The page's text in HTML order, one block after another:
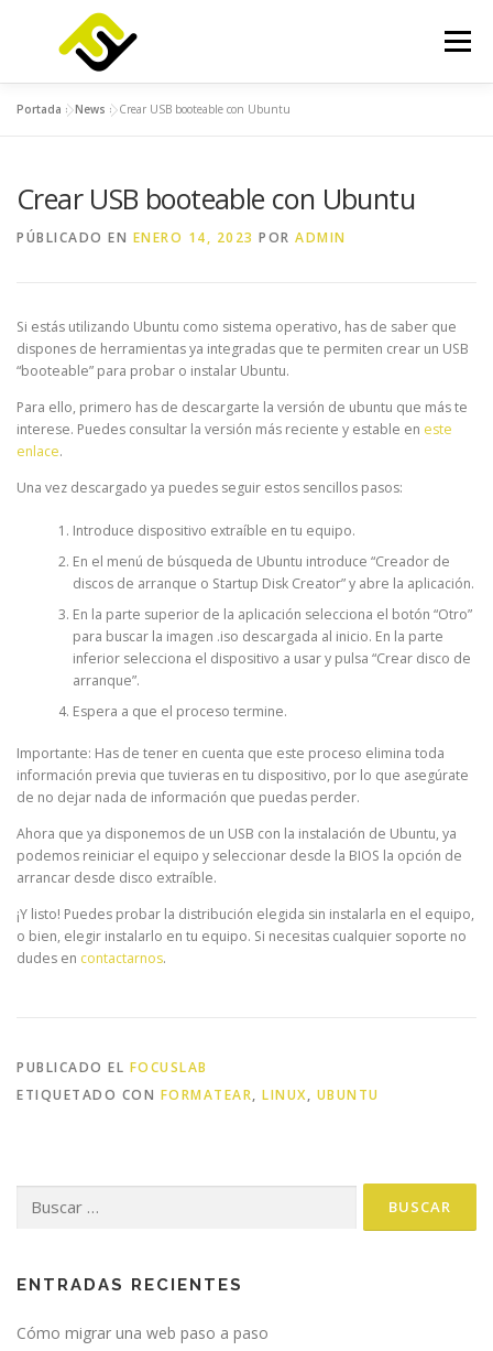
contenido
Menú
FOCUSLAB KIT DIGITAL KIT CONSULTING
Portada »News »Crear USB booteable con Ubuntu
Crear USB booteable con Ubuntu
PÚBLICADO EN ENERO 14, 2023 POR ADMIN
Si estás utilizando Ubuntu como sistema operativo, has de saber que
dispones de herramientas ya integradas que te permiten crear un USB
“booteable” para probar o instalar Ubuntu.
Para ello, primero has de descargarte la versión de ubuntu que más te
interese. Puedes consultar la versión más reciente y estable en este
enlace.
Una vez descargado ya puedes seguir estos sencillos pasos:
Introduce dispositivo extraíble en tu equipo.
En el menú de búsqueda de Ubuntu introduce “Creador de
discos de arranque o Startup Disk Creator” y abre la aplicación.
En la parte superior de la aplicación selecciona el botón “Otro”
para buscar la imagen .iso descargada al inicio. En la parte
inferior selecciona el dispositivo a usar y pulsa “Crear disco de
arranque”.
Espera a que el proceso termine.
Importante: Has de tener en cuenta que este proceso elimina toda
información previa que tuvieras en tu dispositivo, por lo que asegúrate
de no dejar nada de información que puedas perder.
Ahora que ya disponemos de un USB con la instalación de Ubuntu, ya
podemos reiniciar el equipo y seleccionar desde la BIOS la opción de
arrancar desde disco extraíble.
¡Y listo! Puedes probar la distribución elegida sin instalarla en el equipo,
o bien, elegir instalarlo en tu equipo. Si necesitas cualquier soporte no
dudes en contactarnos.
PUBLICADO EL FOCUSLAB
ETIQUETADO CON FORMATEAR, LINUX, UBUNTU
ENTRADAS RECIENTES
Cómo migrar una web paso a paso